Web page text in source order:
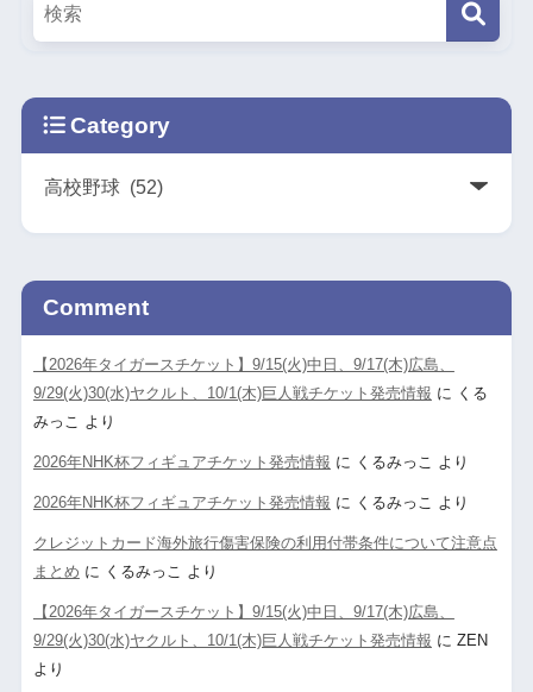
Category
Comment
【2026年タイガースチケット】9/15(火)中日、9/17(木)広島、
9/29(火)30(水)ヤクルト、10/1(木)巨人戦チケット発売情報 に くる
みっこ より
2026年NHK杯フィギュアチケット発売情報 に くるみっこ より
2026年NHK杯フィギュアチケット発売情報 に くるみっこ より
クレジットカード海外旅行傷害保険の利用付帯条件について注意点
まとめ に くるみっこ より
【2026年タイガースチケット】9/15(火)中日、9/17(木)広島、
9/29(火)30(水)ヤクルト、10/1(木)巨人戦チケット発売情報 に ZEN
より